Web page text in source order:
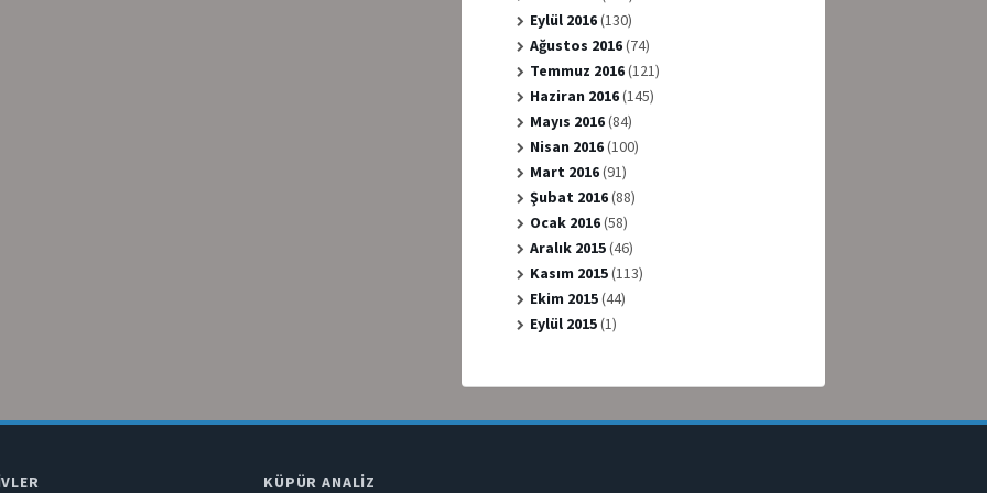
Eylül 2016(130)
Ağustos 2016(74)
Temmuz 2016(121)
Haziran 2016(145)
Mayıs 2016(84)
Nisan 2016(100)
Mart 2016(91)
Şubat 2016(88)
Ocak 2016(58)
Aralık 2015(46)
Kasım 2015(113)
Ekim 2015(44)
Eylül 2015(1)
KÜPÜR ANALIZ